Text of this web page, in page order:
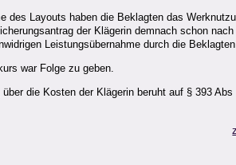
des Layouts haben die Beklagten das
der Klägerin demnach schon nach
Leistungsübernahme durch die
war Folge zu geben.
über die Kosten der Klägerin beruht auf § 393